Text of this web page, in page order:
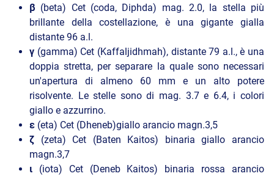
β (beta) Cet (coda, Diphda) mag. 2.0, la stella più
brillante della costellazione, è una gigante gialla
distante 96 a.l.
γ (gamma) Cet (Kaffaljidhmah), distante 79 a.l., è una
doppia stretta, per separare la quale sono necessari
un'apertura di almeno 60 mm e un alto potere
risolvente. Le stelle sono di mag. 3.7 e 6.4, i colori
giallo e azzurrino.
ε (eta) Cet (Dheneb)giallo arancio magn.3,5
ζ (zeta) Cet (Baten Kaitos) binaria giallo arancio
magn.3,7
ι (iota) Cet (Deneb Kaitos) binaria rossa arancio